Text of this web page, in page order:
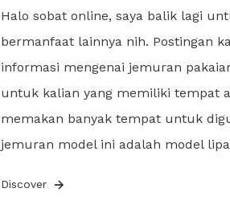
Halo sobat online, saya balik lagi
bermanfaat lainnya nih. Postingan
informasi mengenai jemuran
untuk kalian yang memiliki tempat
memakan banyak tempat untuk
jemuran model ini adalah model
Discover